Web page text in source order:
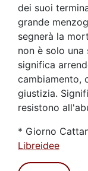
dei suoi
grande
segnerà la
non è solo una
significa
cambiamento,
giustizia.
resistono
* Giorno
Libreidee